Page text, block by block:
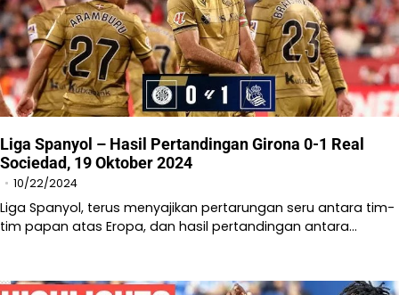
Liga Spanyol – Hasil Pertandingan Girona 0-1 Real
Sociedad, 19 Oktober 2024
10/22/2024
Liga Spanyol, terus menyajikan pertarungan seru antara tim-
tim papan atas Eropa, dan hasil pertandingan antara…